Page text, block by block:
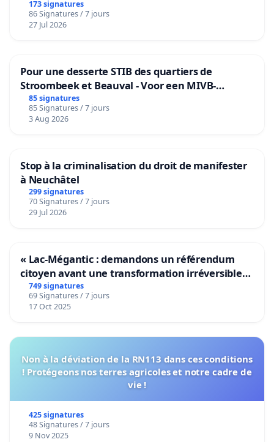
173 signatures
86 Signatures / 7 jours
27 Jul 2026
Pour une desserte STIB des quartiers de
Stroombeek et Beauval - Voor een MIVB-
bediening van de wijken Strombeek en Het
Voor
85 signatures
85 Signatures / 7 jours
3 Aug 2026
Stop à la criminalisation du droit de manifester
à Neuchâtel
299 signatures
70 Signatures / 7 jours
29 Jul 2026
« Lac-Mégantic : demandons un référendum
citoyen avant une transformation irréversible
de notre territoire »
749 signatures
69 Signatures / 7 jours
17 Oct 2025
Non à la déviation de la RN113 dans ces conditions
! Protégeons nos terres agricoles et notre cadre de
vie !
425 signatures
48 Signatures / 7 jours
9 Nov 2025